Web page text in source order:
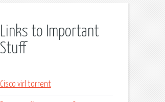
Links to Important
Stuff
Cisco virl torrent